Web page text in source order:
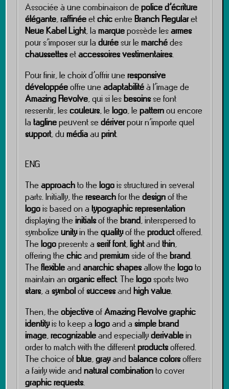
Associée à une combinaison depolice d’écriture
élégante,raffinéeetchicentreBranch Regularet
Neue Kabel Light, lamarquepossède lesarmes
pour s’imposer sur laduréesur lemarchédes
chaussettesetaccessoires vestimentaires.
Pour finir, le choix d’offrir uneresponsive
développéeoffre uneadaptabilitéà l’image de
Amazing Revolve, qui si lesbesoinsse font
ressentir, lescouleurs, lelogo, lepatternou encore
lataglinepeuvent sedériverpour n’importe quel
support, dumédiaauprint.
ENG
Theapproachto thelogois structured in several
parts. Initially, theresearchfor thedesignof the
logois based on atypographic representation
displaying theinitialsof thebrand, interspersed to
symbolizeunityin thequalityof theproductoffered.
Thelogopresents aserif font,lightandthin,
offering thechicandpremiumside of thebrand.
Theflexibleandanarchic shapesallow thelogoto
maintain anorganic effect. Thelogosports two
stars, asymbolofsuccessandhigh value.
Then, theobjectiveofAmazing Revolvegraphic
identityis to keep alogoand asimple brand
image,recognizableand especiallyderivablein
order to match with the differentproductsoffered.
The choice ofblue,grayandbalance colorsoffers
a fairly wide andnatural combinationto cover
graphic requests.